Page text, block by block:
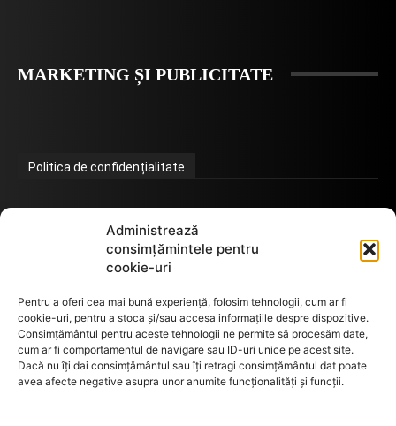
Administrează
consimțămintele pentru
cookie-uri
Pentru a oferi cea mai bună experiență, folosim tehnologii, cum ar fi
cookie-uri, pentru a stoca și/sau accesa informațiile despre dispozitive.
Consimțământul pentru aceste tehnologii ne permite să procesăm date,
cum ar fi comportamentul de navigare sau ID-uri unice pe acest site.
Dacă nu îți dai consimțământul sau îți retragi consimțământul dat poate
avea afecte negative asupra unor anumite funcționalități și funcții.
MARKETING ȘI PUBLICITATE
Politica de confidențialitate
Termeni de utilizare
Utilizarea cookie-urilor
GDPR